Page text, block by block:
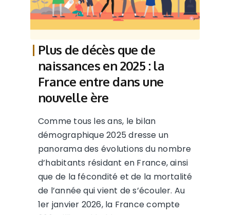
Plus de décès que de
naissances en 2025 : la
France entre dans une
nouvelle ère
Comme tous les ans, le bilan
démographique 2025 dresse un
panorama des évolutions du nombre
d’habitants résidant en France, ainsi
que de la fécondité et de la mortalité
de l’année qui vient de s’écouler. Au
1er janvier 2026, la France compte